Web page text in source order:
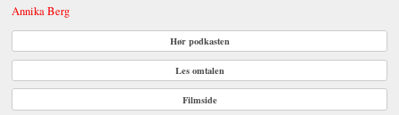
Annika Berg
Hør podkasten
Les omtalen
Filmside